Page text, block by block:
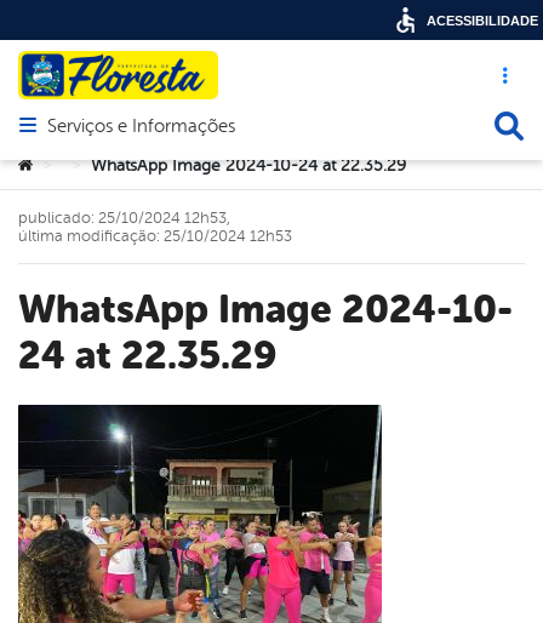
Acesso
Abrir menu principal de navegação
Serviços e Informações
Você está aqui:
> > WhatsApp Image 2024-10-24 at 22.35.29
WhatsApp Image 2024-10-
24 at 22.35.29
publicado: 25/10/2024 12h53,
última modificação: 25/10/2024 12h53
ACESSIBILIDADE